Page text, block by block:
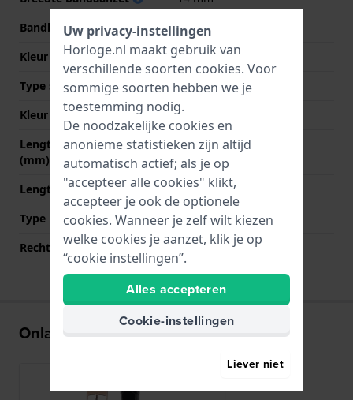
Bandbreedte bij sluiting
12 mm
Kleur Band
Zwart
Type sluiting
Gesp
Kleur sluiting
Roségoud
Lengte band op 12 uur
(mm)
70 mm
Lengte band op 6 uur (mm) 115 mm
Type bevestiging
Bandpennen
Rechte bandaanzet
Ja
Onlangs bekeken
Uw privacy-instellingen
Horloge.nl maakt gebruik van
verschillende soorten cookies. Voor
sommige soorten hebben we je
toestemming nodig.
De noodzakelijke cookies en
anonieme statistieken zijn altijd
automatisch actief; als je op
"accepteer alle cookies" klikt,
accepteer je ook de optionele
cookies. Wanneer je zelf wilt kiezen
welke cookies je aanzet, klik je op
“cookie instellingen”.
Alles accepteren
Cookie-instellingen
Liever niet